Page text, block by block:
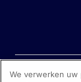
We verwerken uw